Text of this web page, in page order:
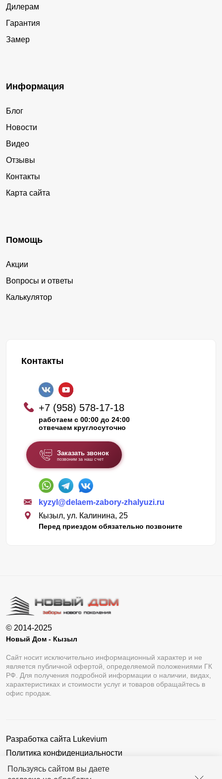
Пользуясь сайтом вы даете
Дилерам
Гарантия
Замер
Информация
Блог
Новости
Видео
Отзывы
Контакты
Карта сайта
Помощь
Акции
Вопросы и ответы
Калькулятор
Контакты
+7 (958) 578-17-18
работаем с 00:00 до 24:00
отвечаем круглосуточно
Заказать звонок
позвоним за наш счет
kyzyl@delaem-zabory-zhalyuzi.ru
Кызыл, ул. Калинина, 25
Перед приездом обязательно позвоните
© 2014-2025
Новый Дом - Кызыл
Сайт носит исключительно информационный характер и не
является публичной офертой, определяемой положениями ГК
РФ. Для получения подробной информации о наличии, видах,
характеристиках и стоимости услуг и товаров обращайтесь в
офис продаж.
Разработка сайта Lukevium
Политика конфиденциальности
Пользовательское соглашение